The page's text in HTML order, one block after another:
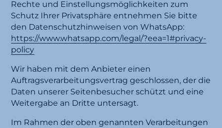
Rechte und Einstellungsmöglichkeiten zum
Schutz Ihrer Privatsphäre entnehmen Sie bitte
den Datenschutzhinweisen von WhatsApp:
https://www.whatsapp.com/legal/?eea=1#privacy-
policy
Wir haben mit dem Anbieter einen
Auftragsverarbeitungsvertrag geschlossen, der die
Daten unserer Seitenbesucher schützt und eine
Weitergabe an Dritte untersagt.
Im Rahmen der oben genannten Verarbeitungen